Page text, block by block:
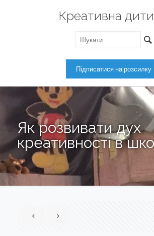
Креативна
Як розвивати дух
креативності в